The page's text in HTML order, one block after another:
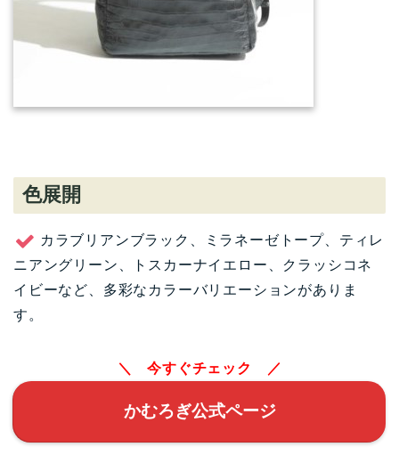
色展開
カラブリアンブラック、ミラネーゼトープ、ティレ
ニアングリーン、トスカーナイエロー、クラッシコネ
イビーなど、多彩なカラーバリエーションがありま
す。
＼ 今すぐチェック ／
かむろぎ公式ページ